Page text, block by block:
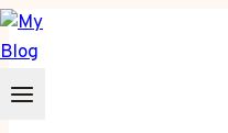
Zum
Inhalt
springen